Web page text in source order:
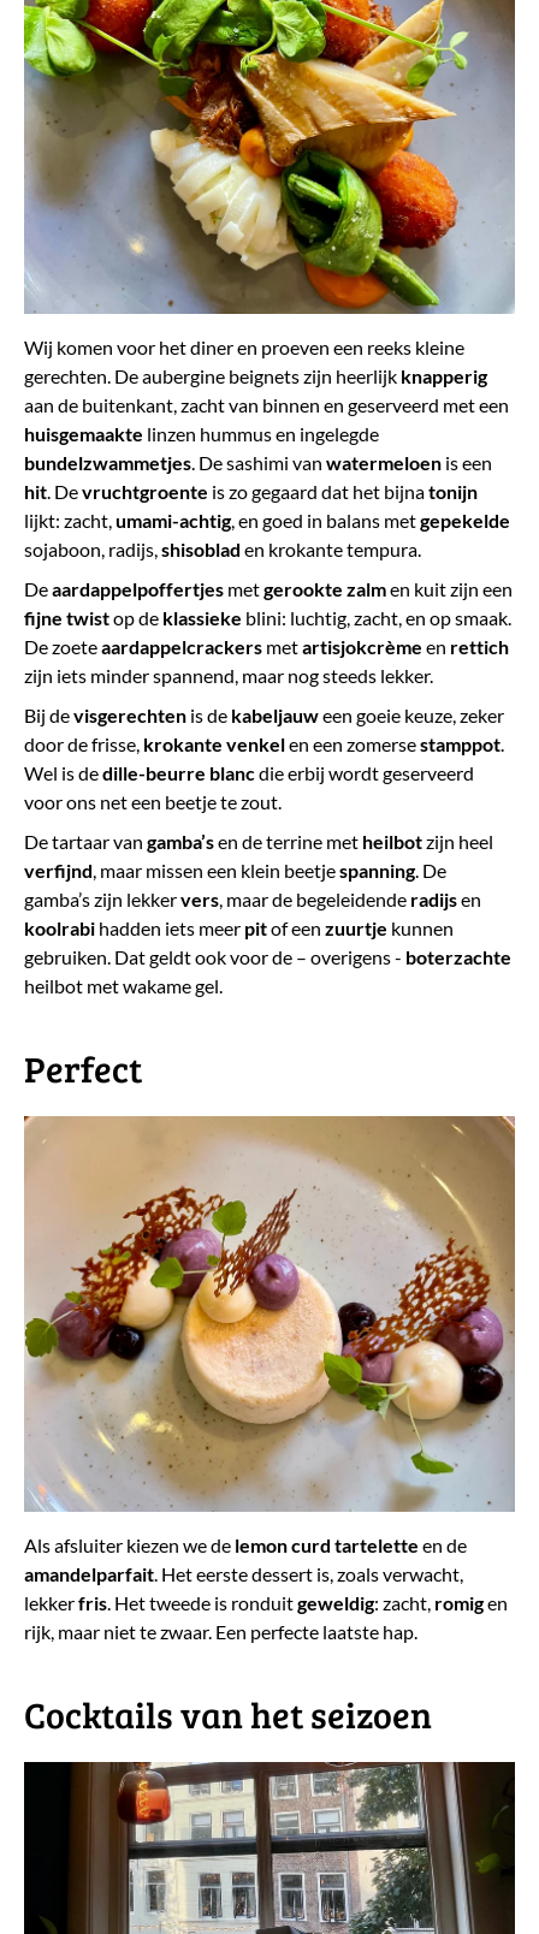
Wij komen voor het diner en proeven een reeks kleine
gerechten. De aubergine beignets zijn heerlijk knapperig
aan de buitenkant, zacht van binnen en geserveerd met een
huisgemaakte linzen hummus en ingelegde
bundelzwammetjes . De sashimi van watermeloen is een
hit . Devruchtgroente is zo gegaard dat het bijnatonijn
lijkt: zacht, umami-achtig, en goed in balans metgepekelde
sojaboon, radijs, shisoblad en krokante tempura.
Deaardappelpoffertjes metgerookte zalmen kuit zijn een
fijne twistop de klassieke blini: luchtig, zacht, en op smaak.
De zoeteaardappelcrackers metartisjokcrème en rettich
zijn iets minder spannend, maar nog steeds lekker.
Bij devisgerechten is de kabeljauween goeie keuze, zeker
door de frisse, krokante venkelen een zomersestamppot
Wel is dedille-beurre blancdie erbij wordt geserveerd
voor ons net een beetje te zout.
De tartaar van gamba’sen de terrine met heilbotzijn heel
verfijnd , maar missen een klein beetjespanning. De
gamba’s zijn lekkervers , maar de begeleidende radijsen
koolrabi hadden iets meer pitof een zuurtje kunnen
gebruiken. Dat geldt ook voor de – overigens - boterzachte
heilbot met wakame gel.
Perfect
Als afsluiter kiezen we de lemon curd tartelette en de
amandelparfait. Het eerste dessert is, zoals verwacht,
lekkerfris. Het tweede is ronduitgeweldig: zacht, romigen
rijk, maar niet te zwaar. Een perfecte laatste hap.
Cocktails van het seizoen